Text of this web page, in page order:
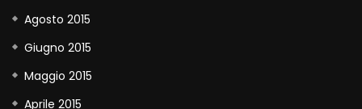
Agosto 2015
Giugno 2015
Maggio 2015
Aprile 2015